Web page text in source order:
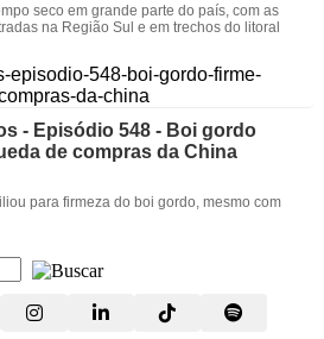
seco em grande parte do país, com as
na Região Sul e em trechos do litoral
- Episódio 548 - Boi gordo
de compras da China
para firmeza do boi gordo, mesmo com